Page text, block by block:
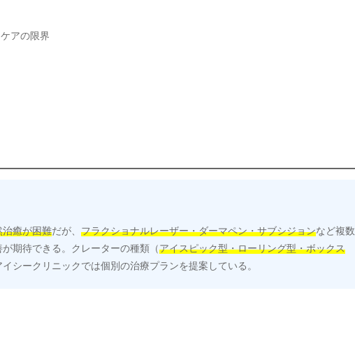
アの限界
治癒が困難だが、 フラクショナルレーザー・ダーマペン・サブシジョンなど複数
期待できる。クレーターの種類（アイスピック型・ローリング型・ボックス
シークリニックでは個別の治療プランを提案している。